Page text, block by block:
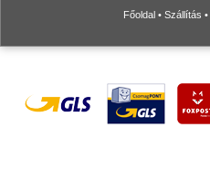
Főoldal • Szállítás •